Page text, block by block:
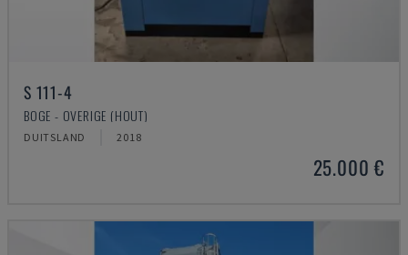
S 111-4
BOGE - OVERIGE (HOUT)
DUITSLAND 2018
25.000 €